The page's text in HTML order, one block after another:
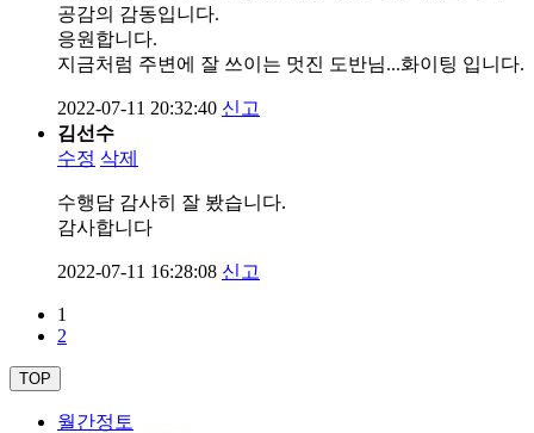
공감의 감동입니다.
응원합니다.
지금처럼 주변에 잘 쓰이는 멋진 도반님...화이팅 입니다.
2022-07-11 20:32:40 신고
김선수
수정 삭제
수행담 감사히 잘 봤습니다.
감사합니다
2022-07-11 16:28:08 신고
1
2
TOP
월간정토